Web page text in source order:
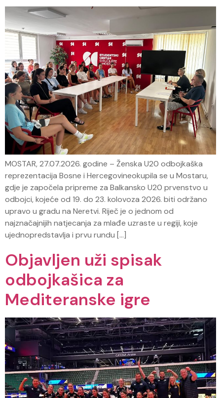
MOSTAR, 27.07.2026. godine – Ženska U20 odbojkaška
reprezentacija Bosne i Hercegovineokupila se u Mostaru,
gdje je započela pripreme za Balkansko U20 prvenstvo u
odbojci, kojeće od 19. do 23. kolovoza 2026. biti održano
upravo u gradu na Neretvi. Riječ je o jednom od
najznačajnijih natjecanja za mlađe uzraste u regiji, koje
ujednopredstavlja i prvu rundu […]
Objavljen uži spisak
odbojkašica za
Mediteranske igre